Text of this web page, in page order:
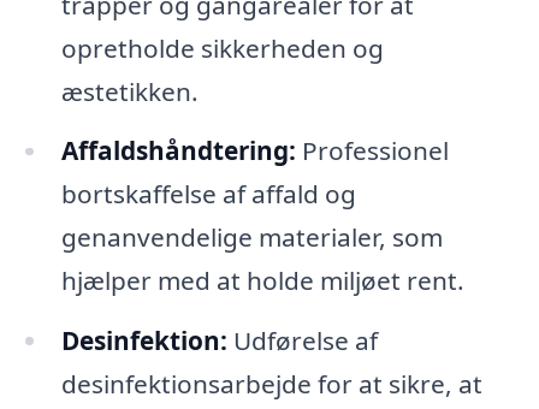
opretholde sikkerheden og
æstetikken.
Affaldshåndtering: Professionel
bortskaffelse af affald og
genanvendelige materialer, som
hjælper med at holde miljøet rent.
Desinfektion: Udførelse af
desinfektionsarbejde for at sikre, at